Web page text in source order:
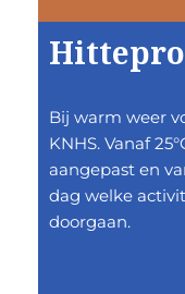
Bij warm weer
KNHS. Vanaf
aangepast en
dag welke
doorgaan.